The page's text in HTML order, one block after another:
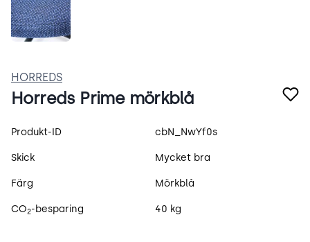
HORREDS
Horreds Prime mörkblå
Produktspecifikation
Produkt-ID cbN_NwYf0s
Skick Mycket bra
Färg Mörkblå
CO2-besparing 40 kg